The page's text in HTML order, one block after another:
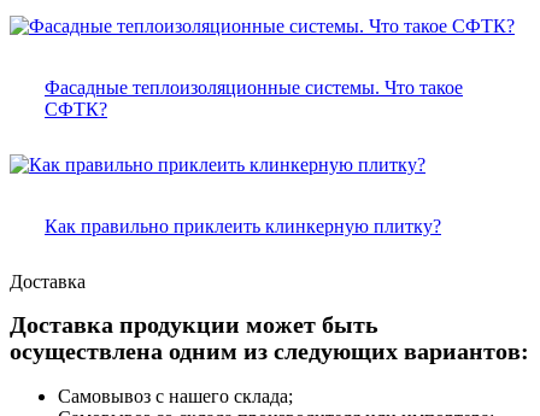
Фасадные теплоизоляционные системы. Что такое
СФТК?
Как правильно приклеить клинкерную плитку?
Доставка
Доставка продукции может быть
осуществлена одним из следующих вариантов:
Самовывоз с нашего склада;